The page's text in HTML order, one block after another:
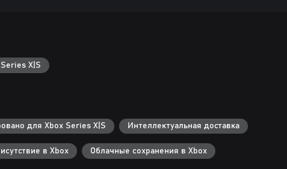
Series X|S
для Xbox Series X|S Интеллектуальная доставка
в Xbox Облачные сохранения в Xbox